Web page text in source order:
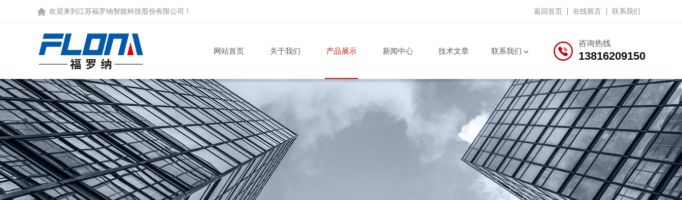
欢迎来到 江苏福罗纳智能科技股份有限公司 ！ 返回首页 在线留言 联系我们
咨询热线
13816209150
网站首页 关于我们 产品展示 新闻中心 技术文章 联系我们